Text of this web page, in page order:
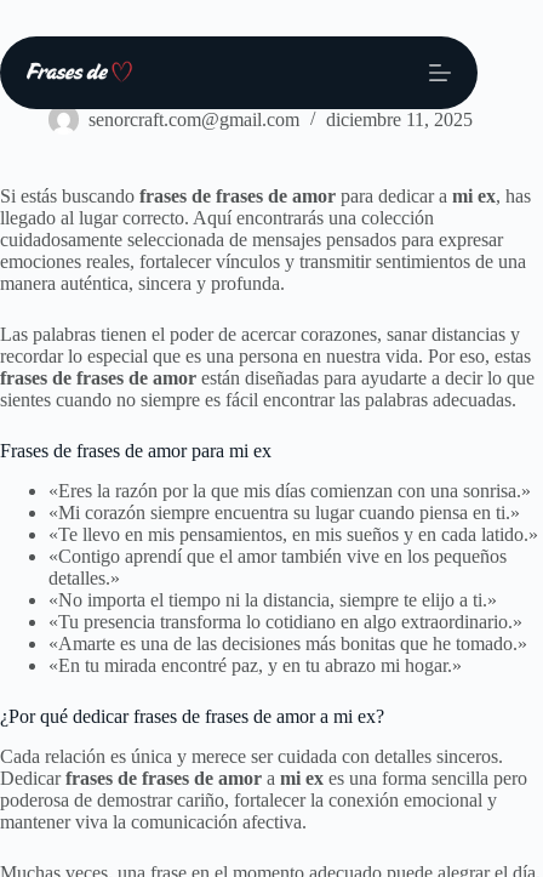
contenido
Frases
senorcraft.com@gmail.com diciembre 11, 2025
Si estás buscando frases de frases de amor para dedicar a mi ex, has
llegado al lugar correcto. Aquí encontrarás una colección
cuidadosamente seleccionada de mensajes pensados para expresar
emociones reales, fortalecer vínculos y transmitir sentimientos de una
manera auténtica, sincera y profunda.
Las palabras tienen el poder de acercar corazones, sanar distancias y
recordar lo especial que es una persona en nuestra vida. Por eso, estas
frases de frases de amor están diseñadas para ayudarte a decir lo que
sientes cuando no siempre es fácil encontrar las palabras adecuadas.
Frases de frases de amor para mi ex
«Eres la razón por la que mis días comienzan con una sonrisa.»
«Mi corazón siempre encuentra su lugar cuando piensa en ti.»
«Te llevo en mis pensamientos, en mis sueños y en cada latido.»
«Contigo aprendí que el amor también vive en los pequeños
detalles.»
«No importa el tiempo ni la distancia, siempre te elijo a ti.»
«Tu presencia transforma lo cotidiano en algo extraordinario.»
«Amarte es una de las decisiones más bonitas que he tomado.»
«En tu mirada encontré paz, y en tu abrazo mi hogar.»
¿Por qué dedicar frases de frases de amor a mi ex?
Cada relación es única y merece ser cuidada con detalles sinceros.
Dedicarfrases de frases de amor a mi ex es una forma sencilla pero
poderosa de demostrar cariño, fortalecer la conexión emocional y
mantener viva la comunicación afectiva.
Muchas veces, una frase en el momento adecuado puede alegrar el día,